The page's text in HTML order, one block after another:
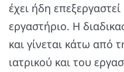
έχει ήδη επεξεργαστεί
εργαστήριο. Η
και γίνεται κάτω από
ιατρικού και του